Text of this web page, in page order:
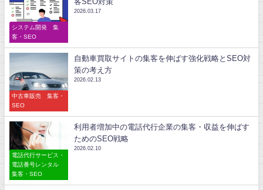
システム開発 集
客・SEO
2026.03.17
中古車販売 集客・
SEO
自動車買取サイトの集客を伸ばす強化戦略とSEO対
策の考え方
2026.02.13
電話代行サービス・
電話番号レンタル
集客・SEO
利用者増加中の電話代行企業の集客・収益を伸ばす
ためのSEO戦略
2026.02.10